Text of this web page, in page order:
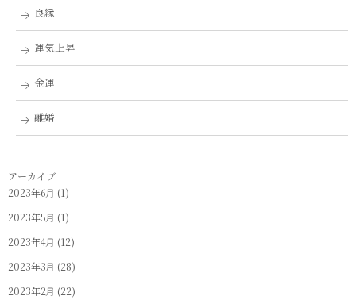
良縁
運気上昇
金運
離婚
アーカイブ
2023年6月 (1)
2023年5月 (1)
2023年4月 (12)
2023年3月 (28)
2023年2月 (22)